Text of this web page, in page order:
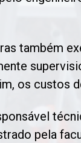
também
os custos
pela